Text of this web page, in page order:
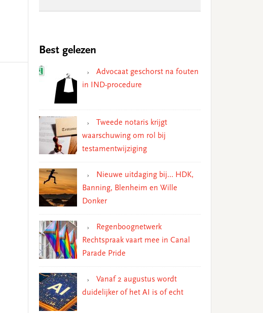
Best gelezen
Advocaat geschorst na fouten
in IND-procedure
Tweede notaris krijgt
waarschuwing om rol bij
testamentwijziging
Nieuwe uitdaging bij… HDK,
Banning, Blenheim en Wille
Donker
Regenboognetwerk
Rechtspraak vaart mee in Canal
Parade Pride
Vanaf 2 augustus wordt
duidelijker of het AI is of echt